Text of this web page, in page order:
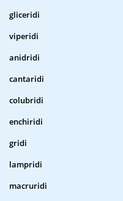
gliceridi
viperidi
anidridi
cantaridi
colubridi
enchiridi
gridi
lampridi
macruridi